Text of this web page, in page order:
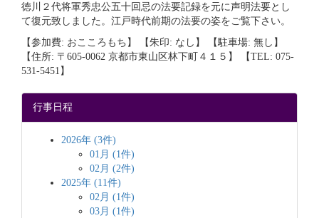
徳川２代将軍秀忠公五十回忌の法要記録を元に声明法要とし
て復元致しました。江戸時代前期の法要の姿をご覧下さい。
【参加費: おこころもち】 【朱印: なし】 【駐車場: 無し】
【住所: 〒605-0062 京都市東山区林下町４１５】 【TEL: 075-
531-5451】
行事日程
2026年 (3件)
01月 (1件)
02月 (2件)
2025年 (11件)
02月 (1件)
03月 (1件)